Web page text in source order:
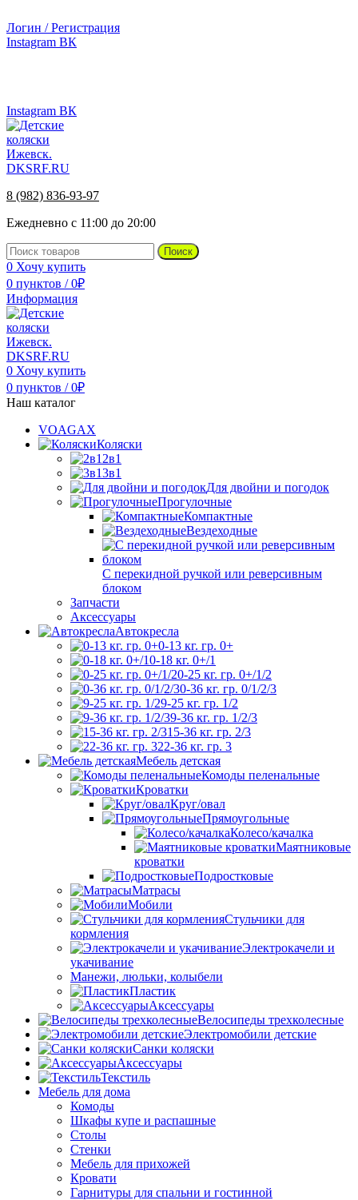
Логин / Регистрация
Instagram ВК
Instagram ВК
8 (982) 836-93-97
Ежедневно с 11:00 до 20:00
Поиск
0 Хочу купить
0 пунктов / 0₽
Информация
0 Хочу купить
0 пунктов / 0₽
Наш каталог
VOAGAX
Коляски
2в1
3в1
Для двойни и погодок
Прогулочные
Компактные
Вездеходные
С перекидной ручкой или реверсивным
блоком
Запчасти
Аксессуары
Автокресла
0-13 кг. гр. 0+
0-18 кг. 0+/1
0-25 кг. гр. 0+/1/2
0-36 кг. гр. 0/1/2/3
9-25 кг. гр. 1/2
9-36 кг. гр. 1/2/3
15-36 кг. гр. 2/3
22-36 кг. гр. 3
Мебель детская
Комоды пеленальные
Кроватки
Круг/овал
Прямоугольные
Колесо/качалка
Маятниковые
кроватки
Подростковые
Матрасы
Мобили
Стульчики для
кормления
Электрокачели и
укачивание
Манежи, люльки, колыбели
Пластик
Аксессуары
Велосипеды трехколесные
Электромобили детские
Санки коляски
Аксессуары
Текстиль
Мебель для дома
Комоды
Шкафы купе и распашные
Столы
Стенки
Мебель для прихожей
Кровати
Гарнитуры для спальни и гостинной